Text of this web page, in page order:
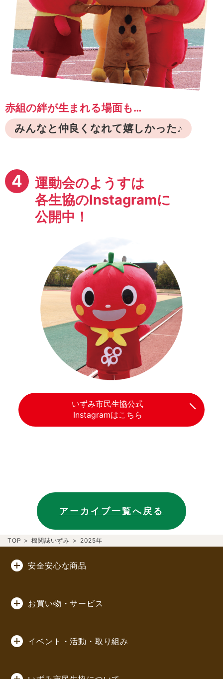
TOP > 機関誌いずみ > 2025年
赤組の絆が生まれる場面も…
みんなと仲良くなれて嬉しかった♪
4
運動会のようすは
各生協のInstagramに
公開中！
いずみ市民生協公式
Instagramはこちら
アーカイブ一覧へ戻る
安全安心な商品
お買い物・サービス
イベント・活動・取り組み